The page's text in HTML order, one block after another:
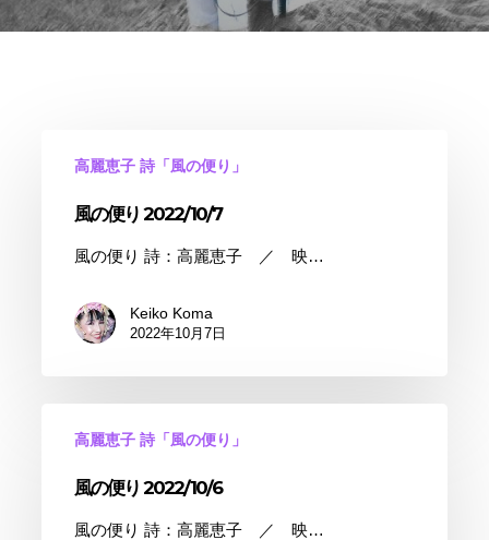
高麗恵子 詩「風の便り」
風の便り 2022/10/7
風の便り 詩：高麗恵子 ／ 映…
Keiko Koma
2022年10月7日
高麗恵子 詩「風の便り」
風の便り 2022/10/6
風の便り 詩：高麗恵子 ／ 映…